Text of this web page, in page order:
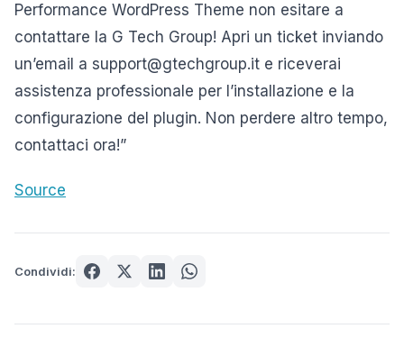
Performance WordPress Theme non esitare a
contattare la G Tech Group! Apri un ticket inviando
un’email a support@gtechgroup.it e riceverai
assistenza professionale per l’installazione e la
configurazione del plugin. Non perdere altro tempo,
contattaci ora!”
Source
Condividi: